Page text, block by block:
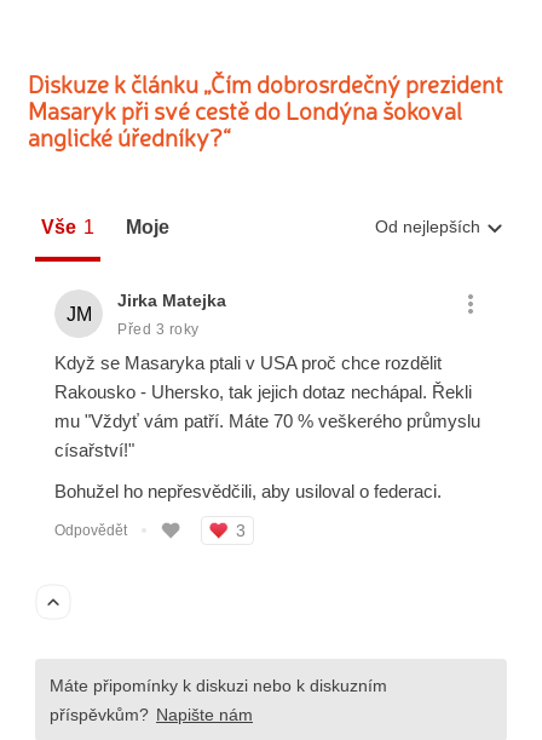
Diskuze k článku „Čím dobrosrdečný prezident
Masaryk při své cestě do Londýna šokoval
anglické úředníky?“